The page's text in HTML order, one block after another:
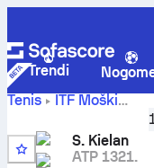
Trendi
Tenis
ITF Moški
Vilnius, Singles
Szymon Kielan -
medsebojnih tekem
S. Kielan
ATP 1321.